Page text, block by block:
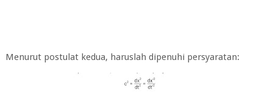
Menurut postulat kedua, haruslah dipenuhi persyaratan: